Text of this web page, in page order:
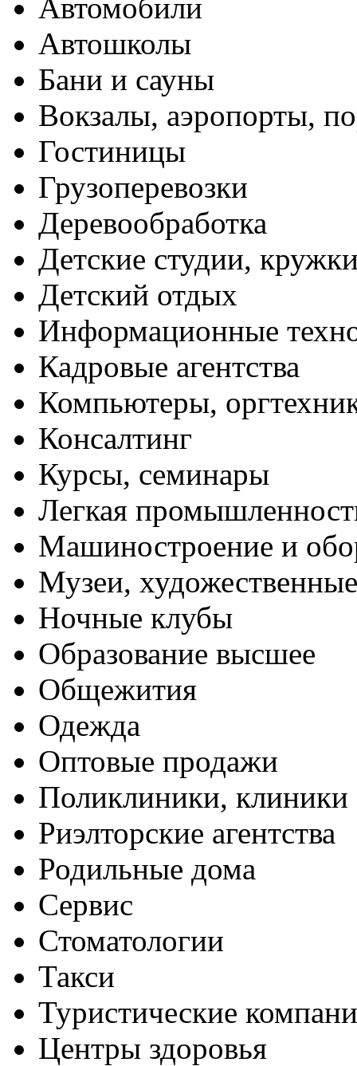
Автомобили
Автошколы
Бани и сауны
Вокзалы, аэропорты,
Гостиницы
Грузоперевозки
Деревообработка
Детские студии,
Детский отдых
Информационные
Кадровые агентства
Компьютеры,
Консалтинг
Курсы, семинары
Легкая
Машиностроение и
Музеи,
Ночные клубы
Образование высшее
Общежития
Одежда
Оптовые продажи
Поликлиники, клиники
Риэлторские агентства
Родильные дома
Сервис
Стоматологии
Такси
Туристические
Центры здоровья